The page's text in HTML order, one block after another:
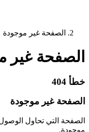
الصفحة غير موجودة
الصفحة غير
خطأ 404
الصفحة غير موجودة
الصفحة التي تحاول الوصول
موجودة.